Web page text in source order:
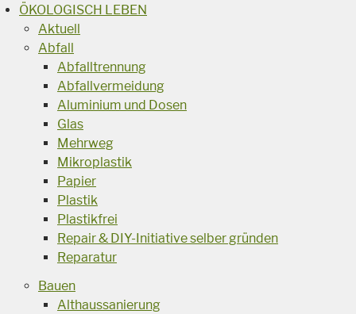
ÖKOLOGISCH LEBEN
Aktuell
Abfall
Abfalltrennung
Abfallvermeidung
Aluminium und Dosen
Glas
Mehrweg
Mikroplastik
Papier
Plastik
Plastikfrei
Repair & DIY-Initiative selber gründen
Reparatur
Bauen
Althaussanierung